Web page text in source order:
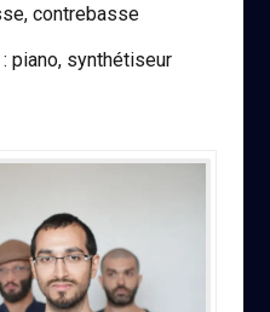
contrebasse
piano, synthétiseur